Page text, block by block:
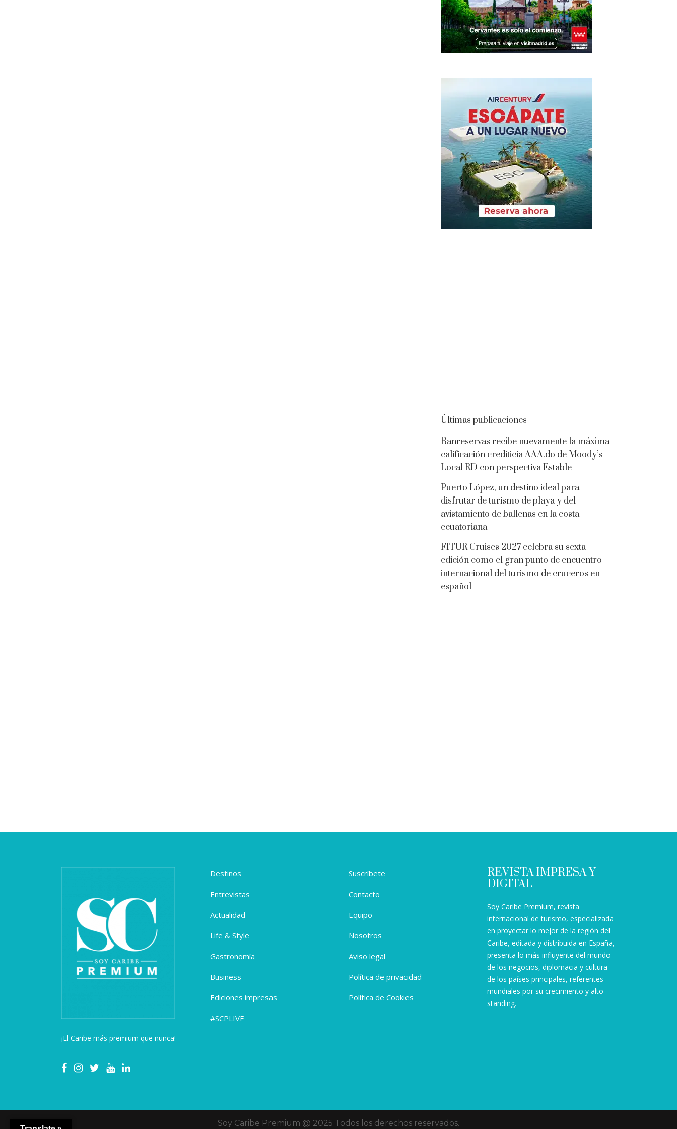
Últimas publicaciones
Banreservas recibe nuevamente la máxima
calificación crediticia AAA.do de Moody’s
Local RD con perspectiva Estable
Puerto López, un destino ideal para
disfrutar de turismo de playa y del
avistamiento de ballenas en la costa
ecuatoriana
FITUR Cruises 2027 celebra su sexta
edición como el gran punto de encuentro
internacional del turismo de cruceros en
español
¡El Caribe más premium que nunca!
Destinos
Entrevistas
Actualidad
Life & Style
Gastronomía
Business
Ediciones impresas
#SCPLIVE
Suscríbete
Contacto
Equipo
Nosotros
Aviso legal
Política de privacidad
Política de Cookies
REVISTA IMPRESA Y
DIGITAL
Soy Caribe Premium, revista
internacional de turismo, especializada
en proyectar lo mejor de la región del
Caribe, editada y distribuida en España,
presenta lo más influyente del mundo
de los negocios, diplomacia y cultura
de los países principales, referentes
mundiales por su crecimiento y alto
standing.
Soy Caribe Premium @ 2025 Todos los derechos reservados.